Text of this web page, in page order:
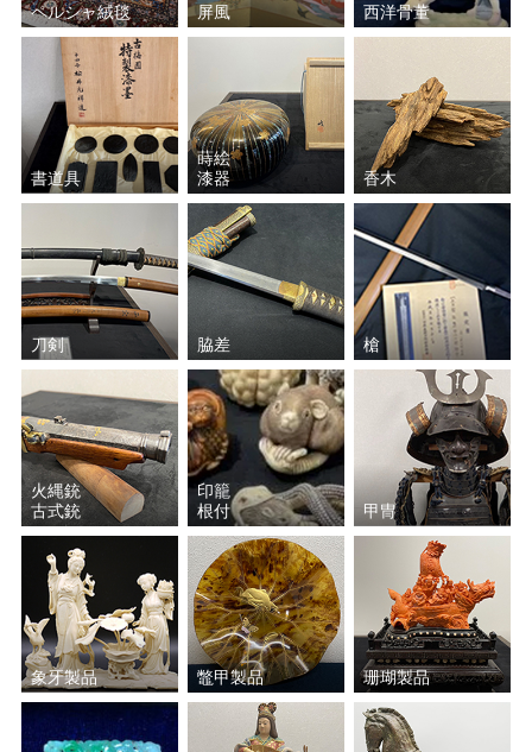
ペルシャ絨毯 屏風 西洋骨董
書道具
蒔絵
漆器
香木
刀剣 脇差 槍
火縄銃
古式銃
印籠
根付
甲冑
象牙製品 鼈甲製品 珊瑚製品